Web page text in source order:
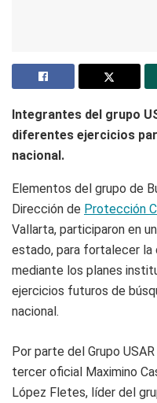
Integrantes del grupo
diferentes ejercicios
nacional.
Elementos del grupo de
Dirección de Protección
Vallarta, participaron en
estado, para fortalecer la
mediante los planes
ejercicios futuros de
nacional.
Por parte del Grupo
tercer oficial Maximino
López Fletes, líder del